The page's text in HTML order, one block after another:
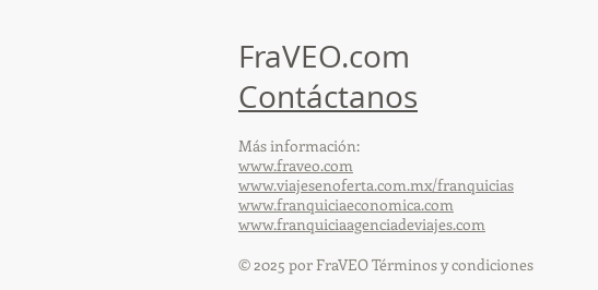
FraVEO.com
Contáctanos
Más información:
www.fraveo.com
www.viajesenoferta.com.mx/franquicias
www.franquiciaeconomica.com
www.franquiciaagenciadeviajes.com
© 2025 por FraVEO Términos y condiciones